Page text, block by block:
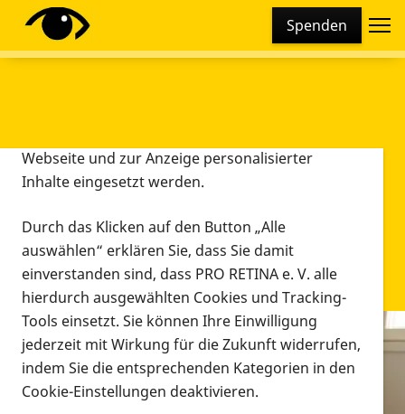
Spenden
Infomaterial
Infomaterial
Diese Webseite setzt verschiedene Cookies und
Tracking-Tools ein. Dies beinhaltet Cookies und
Webseite und zur Anzeige personalisierter
Inhalte eingesetzt werden.
Durch das Klicken auf den Button „Alle
auswählen“ erklären Sie, dass Sie damit
einverstanden sind, dass PRO RETINA e. V. alle
hierdurch ausgewählten Cookies und Tracking-
Tools einsetzt. Sie können Ihre Einwilligung
jederzeit mit Wirkung für die Zukunft widerrufen,
indem Sie die entsprechenden Kategorien in den
Cookie-Einstellungen deaktivieren.